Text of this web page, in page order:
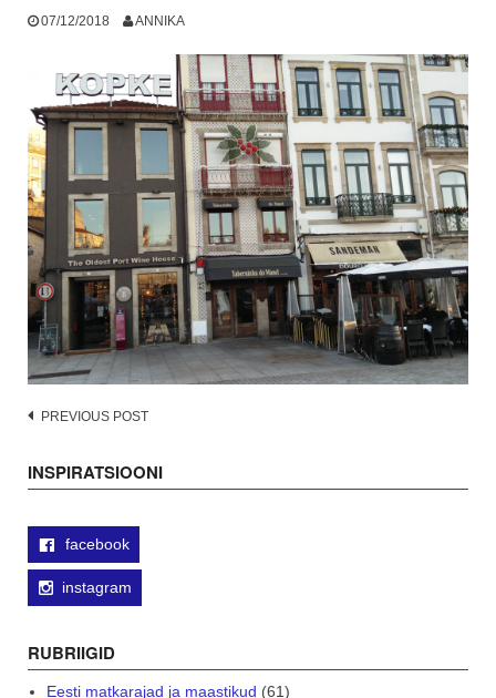
07/12/2018 ANNIKA
Post
PREVIOUS POST
INSPIRATSIOONI
facebook
instagram
RUBRIIGID
Eesti matkarajad ja maastikud (61)